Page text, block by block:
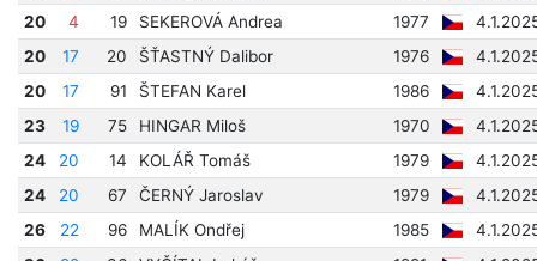
20
4 19 SEKEROVÁ Andrea 1977
20
17 20 ŠŤASTNÝ Dalibor 1976
20
17 91 ŠTEFAN Karel 1986
23
19 75 HINGAR Miloš 1970
24
20 14 KOLÁŘ Tomáš 1979
24
20 67 ČERNÝ Jaroslav 1979
26
22 96 MALÍK Ondřej 1985